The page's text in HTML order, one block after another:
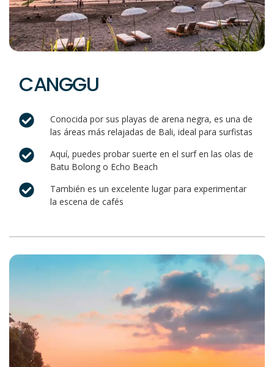
CANGGU
Conocida por sus playas de arena negra, es una de
las áreas más relajadas de Bali, ideal para surfistas
Aquí, puedes probar suerte en el surf en las olas de
Batu Bolong o Echo Beach
También es un excelente lugar para experimentar
la escena de cafés